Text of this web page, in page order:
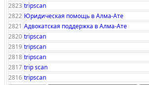
2823 tripscan
2822 Юридическая помощь в Алма-Ате
2821 Адвокатская поддержка в Алма-Ате
2820 tripscan
2819 tripscan
2818 tripscan
2817 trip scan
2816 tripscan